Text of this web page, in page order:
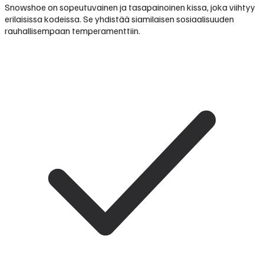
Snowshoe on sopeutuvainen ja tasapainoinen kissa, joka viihtyy
erilaisissa kodeissa. Se yhdistää siamilaisen sosiaalisuuden
rauhallisempaan temperamenttiin.